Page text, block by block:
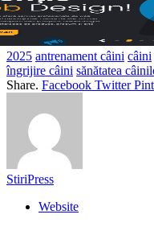
2025 antrenament câini câini
îngrijire câini sănătatea
Share. Facebook Twitter
StiriPress
Website